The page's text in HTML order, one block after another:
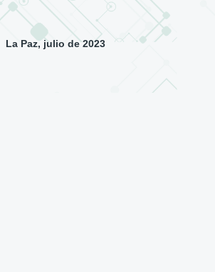
La Paz, julio de 2023